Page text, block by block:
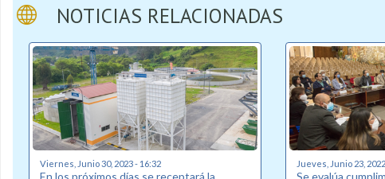
NOTICIAS RELACIONADAS
Viernes, Junio 30, 2023 - 16:32 Jueves, Junio 23,